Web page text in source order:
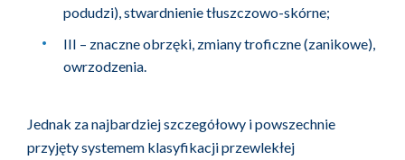
podudzi), stwardnienie tłuszczowo-skórne;
III – znaczne obrzęki, zmiany troficzne (zanikowe),
owrzodzenia.
Jednak za najbardziej szczegółowy i powszechnie
przyjęty systemem klasyfikacji przewlekłej